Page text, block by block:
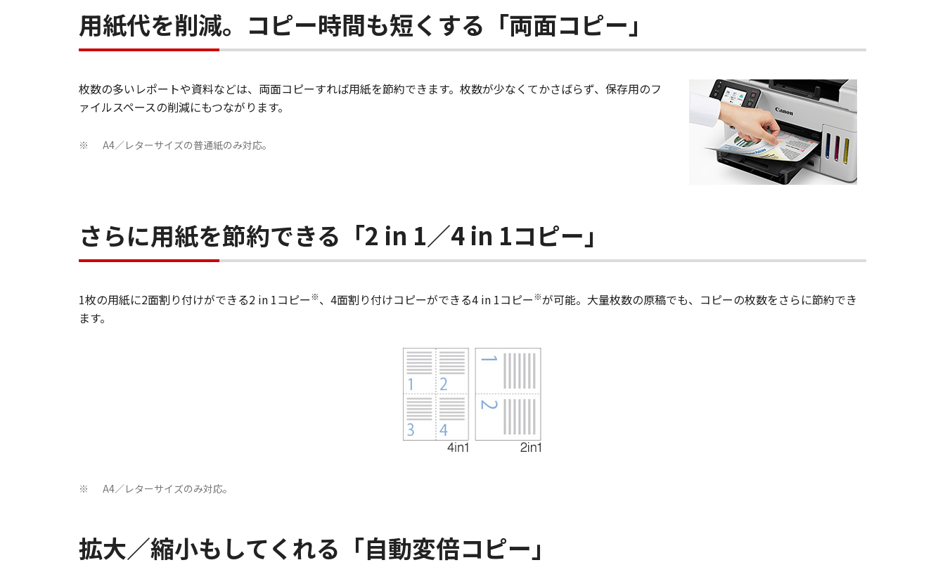
用紙代を削減。コピー時間も短くする「両面コピー」
枚数の多いレポートや資料などは、両面コピーすれば用紙を節約できます。枚数が少なくてかさばらず、保存用のフ
ァイルスペースの削減にもつながります。
※ A4／レターサイズの普通紙のみ対応。
さらに用紙を節約できる「2 in 1／4 in 1コピー」
1枚の用紙に2面割り付けができる2 in 1コピー※、4面割り付けコピーができる4 in 1コピー※が可能。大量枚数の原稿でも、コピーの枚数をさらに節約でき
ます。
※ A4／レターサイズのみ対応。
拡大／縮小もしてくれる「自動変倍コピー」